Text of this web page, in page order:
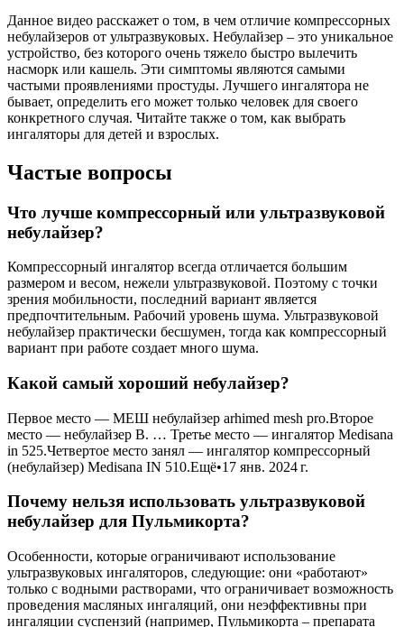
Данное видео расскажет о том, в чем отличие компрессорных
небулайзеров от ультразвуковых. Небулайзер – это уникальное
устройство, без которого очень тяжело быстро вылечить
насморк или кашель. Эти симптомы являются самыми
частыми проявлениями простуды. Лучшего ингалятора не
бывает, определить его может только человек для своего
конкретного случая. Читайте также о том, как выбрать
ингаляторы для детей и взрослых.
Частые вопросы
Что лучше компрессорный или ультразвуковой
небулайзер?
Компрессорный ингалятор всегда отличается большим
размером и весом, нежели ультразвуковой. Поэтому с точки
зрения мобильности, последний вариант является
предпочтительным. Рабочий уровень шума. Ультразвуковой
небулайзер практически бесшумен, тогда как компрессорный
вариант при работе создает много шума.
Какой самый хороший небулайзер?
Первое место — МЕШ небулайзер arhimed mesh pro.Второе
место — небулайзер B. … Третье место — ингалятор Medisana
in 525.Четвертое место занял — ингалятор компрессорный
(небулайзер) Medisana IN 510.Ещё•17 янв. 2024 г.
Почему нельзя использовать ультразвуковой
небулайзер для Пульмикорта?
Особенности, которые ограничивают использование
ультразвуковых ингаляторов, следующие: они «работают»
только с водными растворами, что ограничивает возможность
проведения масляных ингаляций, они неэффективны при
ингаляции суспензий (например, Пульмикорта – препарата